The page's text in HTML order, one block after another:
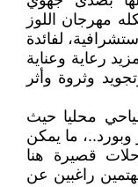
مهرجان اللوز
لفائدة
رعاية وعناية
وثروة وأثر
محليا حيث
ما يمكن
قصيرة هنا
راغبين عن